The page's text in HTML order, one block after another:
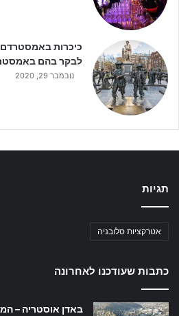
כיכרות באמסטרדם
לבקר בהם
נובמבר 29, 2020
תגיות
אטרקציות סלובניה
כתבות שעודכנו לאחרונה
באדן אוסטריה –